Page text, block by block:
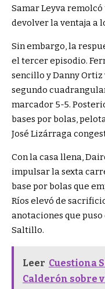
Samar Leyva
devolver la ventaja a
Sin embargo, la
el tercer episodio.
sencillo y Danny
segundo
marcador 5-5.
bases por bolas,
José Lizárraga
Con la casa llena,
impulsar la sexta
base por bolas que
Ríos elevó de
anotaciones que
Saltillo.
Leer Cuestiona
Calderón sobre